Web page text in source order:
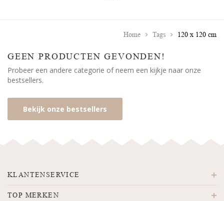
Home Tags 120 x 120 cm
GEEN PRODUCTEN GEVONDEN!
Probeer een andere categorie of neem een kijkje naar onze
bestsellers.
Bekijk onze bestsellers
KLANTENSERVICE
TOP MERKEN